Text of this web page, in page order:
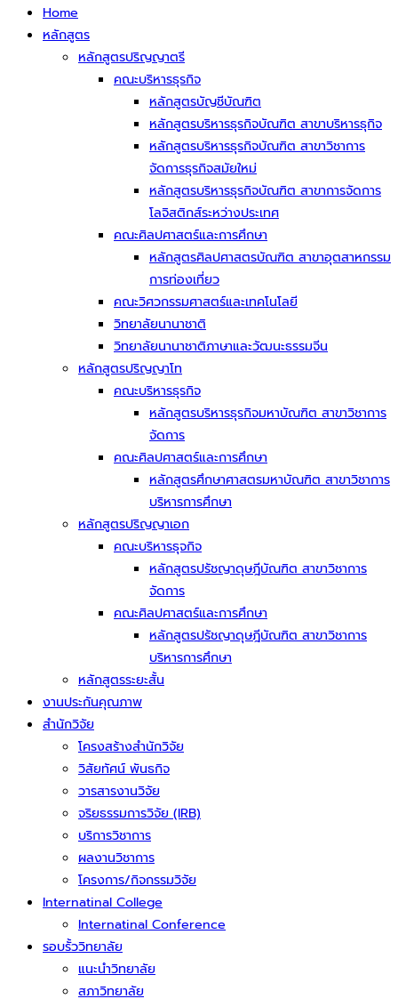
Home
หลักสูตร
หลักสูตรปริญญาตรี
คณะบริหารธุรกิจ
หลักสูตรบัญชีบัณฑิต
หลักสูตรบริหารธุรกิจบัณฑิต สาขาบริหารธุกิจ
หลักสูตรบริหารธุรกิจบัณฑิต สาขาวิชาการ
จัดการธุรกิจสมัยใหม่
หลักสูตรบริหารธุรกิจบัณฑิต สาขาการจัดการ
โลจิสติกส์ระหว่างประเทศ
คณะศิลปศาสตร์และการศึกษา
หลักสูตรศิลปศาสตรบัณฑิต สาขาอุตสาหกรรม
การท่องเที่ยว
คณะวิศวกรรมศาสตร์และเทคโนโลยี
วิทยาลัยนานาชาติ
วิทยาลัยนานาชาติภาษาและวัฒนะธรรมจีน
หลักสูตรปริญญาโท
คณะบริหารธุรกิจ
หลักสูตรบริหารธุรกิจมหาบัณฑิต สาขาวิชาการ
จัดการ
คณะศิลปศาสตร์และการศึกษา
หลักสูตรศึกษาศาสตรมหาบัณฑิต สาขาวิชาการ
บริหารการศึกษา
หลักสูตรปริญญาเอก
คณะบริหารธุจกิจ
หลักสูตรปรัชญาดุษฎีบัณฑิต สาขาวิชาการ
จัดการ
คณะศิลปศาสตร์และการศึกษา
หลักสูตรปรัชญาดุษฎีบัณฑิต สาขาวิชาการ
บริหารการศึกษา
หลักสูตรระยะสั้น
งานประกันคุณภาพ
สำนักวิจัย
โครงสร้างสำนักวิจัย
วิสัยทัศน์ พันธกิจ
วารสารงานวิจัย
จริยธรรมการวิจัย (IRB)
บริการวิชาการ
ผลงานวิชาการ
โครงการ/กิจกรรมวิจัย
Internatinal College
Internatinal Conference
รอบรั้ววิทยาลัย
แนะนำวิทยาลัย
สภาวิทยาลัย